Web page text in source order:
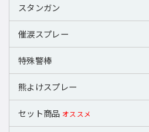
スタンガン
催涙スプレー
特殊警棒
熊よけスプレー
セット商品 オススメ